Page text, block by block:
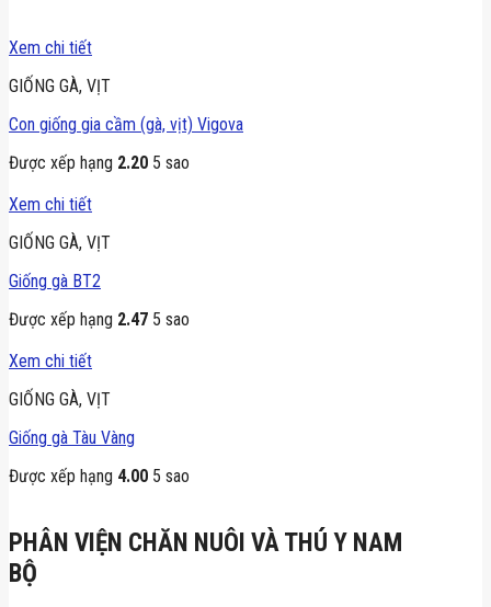
GIỐNG GÀ, VỊT
Con giống gia cầm (gà, vịt) Vigova
Được xếp hạng 2.20 5 sao
GIỐNG GÀ, VỊT
Giống gà BT2
Được xếp hạng 2.47 5 sao
GIỐNG GÀ, VỊT
Giống gà Tàu Vàng
Được xếp hạng 4.00 5 sao
PHÂN VIỆN CHĂN NUÔI VÀ THÚ Y NAM
BỘ